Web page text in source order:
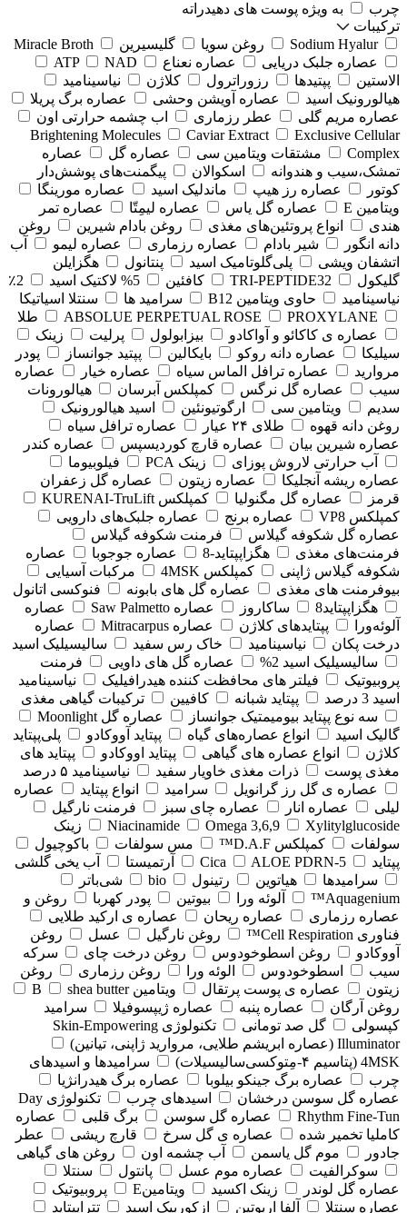
چرب
به ویژه پوست های دهیدراته
ترکیبات
Sodium Hyalur
روغن سویا گلیسیرین
Miracle Broth
عصاره جلبک دریایی
عصاره نعناع ATP
NAD
الاستین
پپتیدها رزوراترول کلاژن
⁠نیاسینامید
هیالورونیک اسید
عصاره آویشن وحشی
عصاره برگ پریلا
عصاره مریم گلی
عطر رزماری
اب چشمه حرارتی اون
Brightening Molecules
Caviar Extract
Exclusive Cellular
Complex
مشتقات ویتامین سی عصاره گل
عصاره
تمشک،سیب و هندوانه
اسکوالان
پیگمنت‌های پوشش‌دار
کوتور
عصاره رز هیپ ماندلیک اسید
عصاره مورینگا
ویتامین E
عصاره گل یاس عصاره لیمِتّا
عصاره تمر
هندی
انواع پروتئین‌های مغذی روغن بادام شیرین
روغن
دانه انگور
شیر بادام عصاره رزماری عصاره لیمو
آب
اتشفان ویشی
پلی‌گلوتامیک اسید پنتانول
هگزایلن
گلیکول
TRI-PEPTIDE32 کافئین 5% لاکتیک اسید
2٪
نیاسینامید
حاوی ویتامین B12 سرامید ها
سنتلا اسیاتیکا
ABSOLUE PERPETUAL ROSE
PROXYLANE
طلا
عصاره ی کاکائو و آواکادو
بیزابولول پرلیت
زینک
سیلیکا
عصاره دانه روکو بایکالین پپتید جوانساز
پودر
مروارید
عصاره ترافل الماس سیاه عصاره خیار
عصاره
سیب
عصاره گل نرگس کمپلکس آبرسان
هیالورونات
سدیم
ویتامین سی ارگوتیونئین
اسید هیالورونیک
روغن دانه قهوه
طلای ۲۴ عیار
عصاره ترافل سیاه
عصاره شیرین بیان
عصاره قارچ کوردیسپس
عصاره کندر
آب حرارتی لاروش پوزای
زینک PCA
فیلوبیوما
عصاره ریشه آنجلیکا
عصاره زیتون
عصاره گل زعفران
قرمز
عصاره گل مگنولیا
کمپلکس KURENAI-TruLift
کمپلکس VP8
عصاره برنج
عصاره جلبک‌های دارویی
عصاره گل شکوفه گیلاس
فرمنت شکوفه گیلاس
فرمنت‌های مغذی
هگزاپپتاید-8 عصاره جوجوبا
عصاره
شکوفه گیلاس ژاپنی
کمپلکس 4MSK
مرکبات آسیایی
بیوفرمنت های مغذی
عصاره گل های بابونه
فنوکسی اتانول
هگزاپپتاید8
ساکاروز عصاره Saw Palmetto
عصاره
آلوئه‌ورا
پپتایدهای کلاژن عصاره Mitracarpus
عصاره
درخت پکان
نیاسینامید خاک رس سفید
سالیسیلیک اسید
سالیسیلیک اسید 2%
عصاره گل های داویی
فرمنت
پروبیوتیک
فیلتر های محافظت کننده هیدرافیلیک
نیاسینامید
اسید 3 درصد
پپتاید شبانه کافیین
ترکیبات گیاهی مغذی
سه نوع پپتاید بیومیمتیک جوانساز
عصاره گل Moonlight
گالیک اسید
انواع عصاره‌های گیاه پپتاید آووکادو
پلی‌پپتاید
کلاژن
انواع عصاره های گیاهی پپتاید اووکادو
پپتاید های
مغذی پوست
ذرات مغذی خاویار سفید
نیاسینامید ۵ درصد
عصاره ی گل رز گرانویل
سرامید انواع پپتاید
عصاره
لیلی
عصاره انار عصاره چای سبز
فرمنت نارگیل
Niacinamide
Omega 3,6,9 Xylitylglucoside
زینک
سولفات
کمپلکس D.A.F™ مس سولفات
باکوچیول
پپتاید
5-Cica
ALOE PDRN آرتمیستا
آب یخی گلشی
سرامیدها
هیاتوین رتینول bio
شی‌باتر
Aquagenium™
آلوئه ورا بیوتین پودر کهربا
روغن و
عصاره رزماری
عصاره ریحان
عصاره ی ارکید طلایی
فناوری Cell Respiration™
روغن نارگیل عسل
روغن
آووکادو
روغن اسطوخودوس روغن درخت چای
سرکه
سیب
اسطوخودوس الوئه ورا روغن رزماری
روغن
زیتون
عصاره ی پوست پرتقال ویتامین Bshea butter
روغن آرگان
عصاره پنبه عصاره ژیپسوفیلا
سرامید
کپسولی
گل صد تومانی
تکنولوژی Skin-Empowering
Illuminator (عصاره ابریشم طلایی، مروارید ژاپنی، تیانین)
4MSK (پتاسیم ۴‑مِتوکسی‌سالیسیلات)
سرامیدها و اسیدهای
چرب
عصاره برگ جینکو بیلوبا
عصاره برگ هیدرانژیا
عصاره گل سوسن درخشان
اسیدهای چرب
تکنولوژی Day
Rhythm Fine‑Tun
عصاره گل سوسن برگ قلبی
عصاره
کاملیا تخمیر شده
عصاره ی گل سرخ قارچ ریشی
عطر
جادور
موم گل یاسمن آب چشمه اون
روغن های گیاهی
سوکرالفیت
عصاره موم عسل پانتول
سنتلا
عصاره گل لوندر
زینک اکسید ویتامینE
پروبیوتیک
عصاره سنتلا
آلفا اربوتین ازکوربیک اسید تتراپپتاید